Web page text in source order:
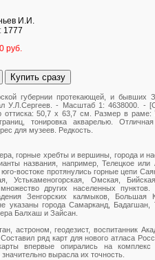
И.И.
1777
руб.
Купить сразу
губернии протекающей, и бывших
У.Л.Сергеев. - Масштаб 1: 4638000. -
оттиска: 50,7 х 63,7 см. Размер в
тонировка акварелью.
для музеев. Редкость.
горные хребты и вершины, города и
названия, например, Телецкое или
востоке протянулись горные цепи
Устькаменогорская, Омская,
других населенных
Зенгорских калмыков, Большая
города Самарканд, Бадагшан,
Балхаш и Зайсан.
астроном, геодезист, воспитанник
ряд карт для нового атласа
впервые опирались на комплекс
вырасла их точность.